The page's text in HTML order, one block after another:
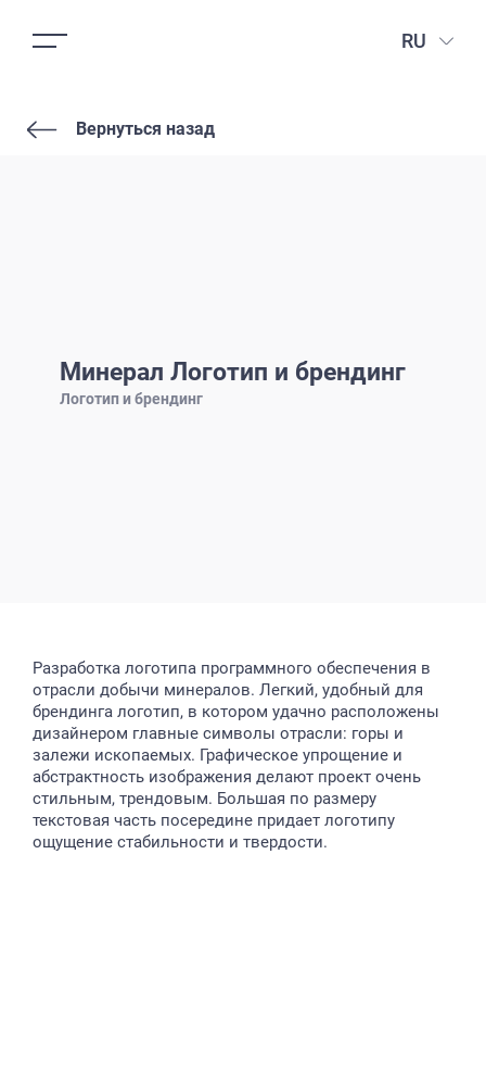
RU
Вернуться назад
Минерал Логотип и брендинг
Логотип и брендинг
Разработка логотипа программного обеспечения в
отрасли добычи минералов. Легкий, удобный для
брендинга логотип, в котором удачно расположены
дизайнером главные символы отрасли: горы и
залежи ископаемых. Графическое упрощение и
абстрактность изображения делают проект очень
стильным, трендовым. Большая по размеру
текстовая часть посередине придает логотипу
ощущение стабильности и твердости.